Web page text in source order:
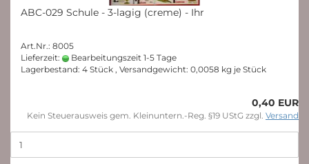
ABC-029 Schule - 3-lagig (creme) - Ihr
Art.Nr.: 8005
Lieferzeit:
Bearbeitungszeit 1-5 Tage
Lagerbestand: 4 Stück , Versandgewicht: 0,0058 kg je Stück
0,40 EUR
Kein Steuerausweis gem. Kleinuntern.-Reg. §19 UStG zzgl. Versand